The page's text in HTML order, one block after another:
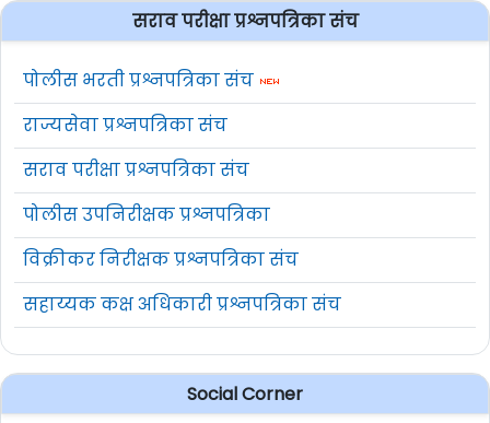
सराव परीक्षा प्रश्नपत्रिका संच
पोलीस भरती प्रश्नपत्रिका संच
राज्यसेवा प्रश्नपत्रिका संच
सराव परीक्षा प्रश्नपत्रिका संच
पोलीस उपनिरीक्षक प्रश्नपत्रिका
विक्रीकर निरीक्षक प्रश्नपत्रिका संच
सहाय्यक कक्ष अधिकारी प्रश्नपत्रिका संच
Social Corner